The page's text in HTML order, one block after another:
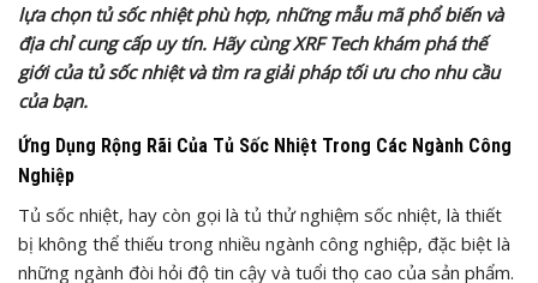
lựa chọn tủ sốc nhiệt phù hợp, những mẫu mã phổ biến và
địa chỉ cung cấp uy tín. Hãy cùng XRF Tech khám phá thế
giới của tủ sốc nhiệt và tìm ra giải pháp tối ưu cho nhu cầu
của bạn.
Ứng Dụng Rộng Rãi Của Tủ Sốc Nhiệt Trong Các Ngành Công
Nghiệp
Tủ sốc nhiệt, hay còn gọi là tủ thử nghiệm sốc nhiệt, là thiết
bị không thể thiếu trong nhiều ngành công nghiệp, đặc biệt là
những ngành đòi hỏi độ tin cậy và tuổi thọ cao của sản phẩm.